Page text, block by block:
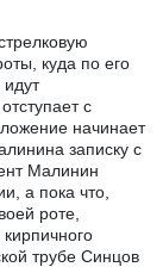
куда по его
с
начинает
записку с
Малинин
а пока что,
роте,
трубе Синцов